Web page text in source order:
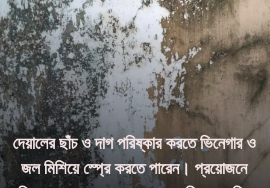
দেয়ালের ছাঁচ ও দাগ পরিষ্কার করতে ভিনেগার ও
জল মিশিয়ে স্প্রে করতে পারেন। প্রয়োজনে